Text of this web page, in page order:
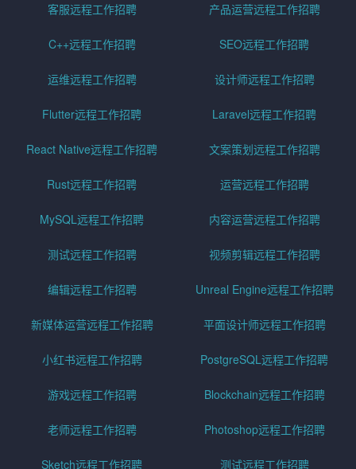
客服远程工作招聘 产品运营远程工作招聘
C++远程工作招聘 SEO远程工作招聘
运维远程工作招聘 设计师远程工作招聘
Flutter远程工作招聘 Laravel远程工作招聘
React Native远程工作招聘 文案策划远程工作招聘
Rust远程工作招聘 运营远程工作招聘
MySQL远程工作招聘 内容运营远程工作招聘
测试远程工作招聘 视频剪辑远程工作招聘
编辑远程工作招聘 Unreal Engine远程工作招聘
新媒体运营远程工作招聘 平面设计师远程工作招聘
小红书远程工作招聘 PostgreSQL远程工作招聘
游戏远程工作招聘 Blockchain远程工作招聘
老师远程工作招聘 Photoshop远程工作招聘
Sketch远程工作招聘 测试远程工作招聘